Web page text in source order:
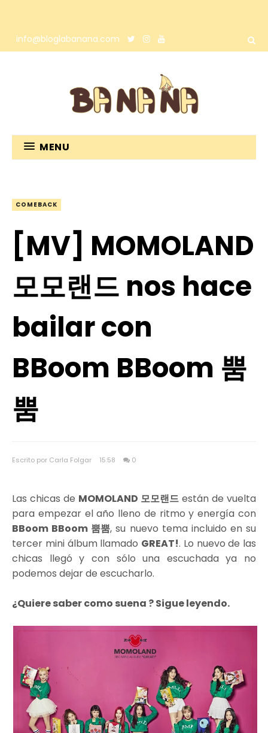
info@bloglabanana.com
MENU
COMEBACK
[MV] MOMOLAND
모모랜드 nos hace
bailar con
BBoom BBoom 뿜
뿜
Escrito por Carla Folgar 15:58 0
Las chicas de MOMOLAND 모모랜드 están de vuelta
para empezar el año lleno de ritmo y energía con
BBoom BBoom 뿜뿜, su nuevo tema incluido en su
tercer mini álbum llamado GREAT!. Lo nuevo de las
chicas llegó y con sólo una escuchada ya no
podemos dejar de escucharlo.
¿Quiere saber como suena ? Sigue leyendo.